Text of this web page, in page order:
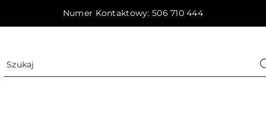
Numer Kontaktowy: 506 710 444